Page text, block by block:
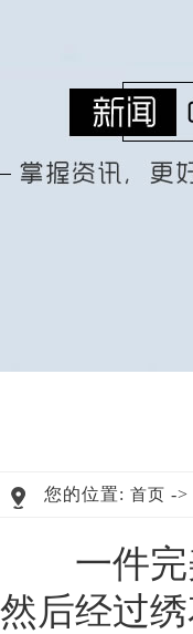
您的位置: 首页 ->
一件完美
然后经过